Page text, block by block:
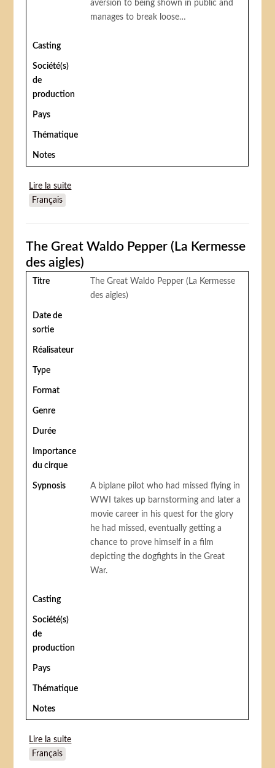
aversion to being shown in public and
manages to break loose…
Casting
Société(s)
de
production
Pays
Thématique
Notes
Lire la suite
Français
The Great Waldo Pepper (La Kermesse
des aigles)
Titre
The Great Waldo Pepper (La Kermesse
des aigles)
Date de
sortie
Réalisateur
Type
Format
Genre
Durée
Importance
du cirque
Sypnosis
A biplane pilot who had missed flying in
WWI takes up barnstorming and later a
movie career in his quest for the glory
he had missed, eventually getting a
chance to prove himself in a film
depicting the dogfights in the Great
War.
Casting
Société(s)
de
production
Pays
Thématique
Notes
Lire la suite
Français